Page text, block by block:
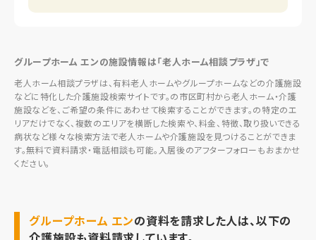
グループホーム エンの施設情報は「老人ホーム相談プラザ」で
老人ホーム相談プラザは、有料老人ホームやグループホームなどの介護施設
などに特化した介護施設検索サイトです。の市区町村から老人ホーム・介護
施設などを、ご希望の条件にあわせて検索することができます。の特定のエ
リアだけでなく、複数のエリアを横断した検索や、料金、特徴、取り扱いできる
病状など様々な検索方法で老人ホームや介護施設を見つけることができま
す。無料で資料請求・電話相談も可能。入居後のアフターフォローもおまかせ
ください。
グループホーム エンの資料を請求した人は、以下の